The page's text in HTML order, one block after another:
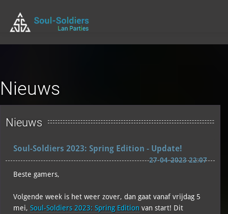
Nieuws
Nieuws
Soul-Soldiers 2023: Spring Edition - Update!
27-04-2023 22:07
Beste gamers,
Volgende week is het weer zover, dan gaat vanaf vrijdag 5
mei, Soul-Soldiers 2023: Spring Edition van start! Dit